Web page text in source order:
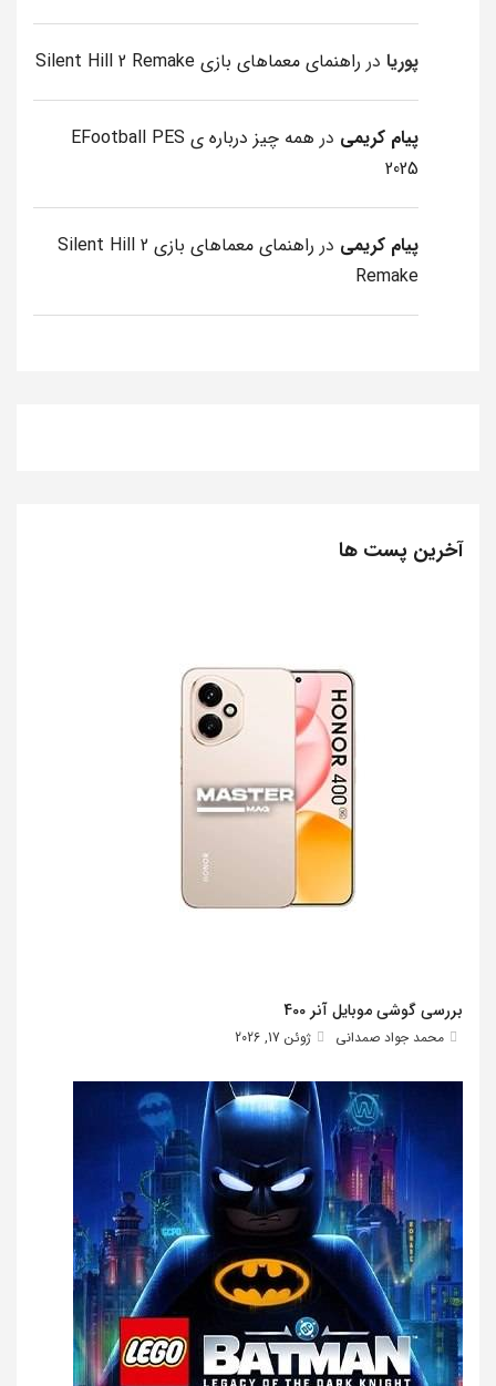
پوریا در راهنمای معماهای بازی Silent Hill 2 Remake
پیام کریمی در
همه چیز درباره ی EFootball PES
2025
پیام کریمی در
راهنمای معماهای بازی Silent Hill 2
Remake
آخرین پست ها
بررسی گوشی موبایل آنر 400
محمد جواد صمدانی ژوئن 17, 2026